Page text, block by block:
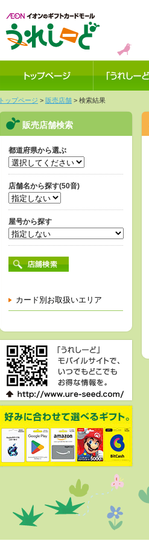
イオンのギ
フトカード
モール「うれ
しーど」
トップページ > 販売店舗 > 検索結果
販売店舗検索
都道府県から選ぶ
店舗名から探す(50音)
屋号から探す
カード別お取扱いエリア